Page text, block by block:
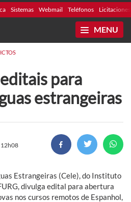
Sistemas Webmail Teléfonos Licitaciones
MENU
para
estrangeiras
Estrangeiras (Cele), do Instituto
divulga edital para abertura
nos cursos remotos de Espanhol,